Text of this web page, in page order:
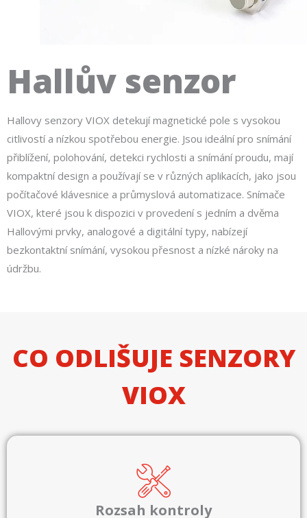
Hallův senzor
Hallovy senzory VIOX detekují magnetické pole s vysokou
citlivostí a nízkou spotřebou energie. Jsou ideální pro snímání
přiblížení, polohování, detekci rychlosti a snímání proudu, mají
kompaktní design a používají se v různých aplikacích, jako jsou
počítačové klávesnice a průmyslová automatizace. Snímače
VIOX, které jsou k dispozici v provedení s jedním a dvěma
Hallovými prvky, analogové a digitální typy, nabízejí
bezkontaktní snímání, vysokou přesnost a nízké nároky na
údržbu.
CO ODLIŠUJE SENZORY
VIOX
Rozsah kontroly